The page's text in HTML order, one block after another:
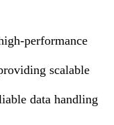
performance
scalable
data handling